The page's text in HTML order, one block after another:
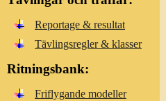
Reportage & resultat
Tävlingsregler & klasser
Ritningsbank:
Friflygande modeller